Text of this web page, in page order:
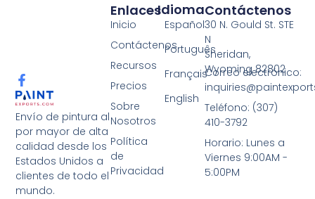
Envío de pintura al
por mayor de alta
calidad desde los
Estados Unidos a
clientes de todo el
mundo.
Idioma
Español
Português
Français
English
Enlaces
Inicio
Contáctenos
Recursos
Precios
Sobre
Nosotros
Política
de
Privacidad
Contáctenos
30 N. Gould St. STE
N
Sheridan,
Wyoming 82802
Correo electrónico:
Teléfono: (307)
410-3792
Horario: Lunes a
Viernes 9:00AM -
5:00PM